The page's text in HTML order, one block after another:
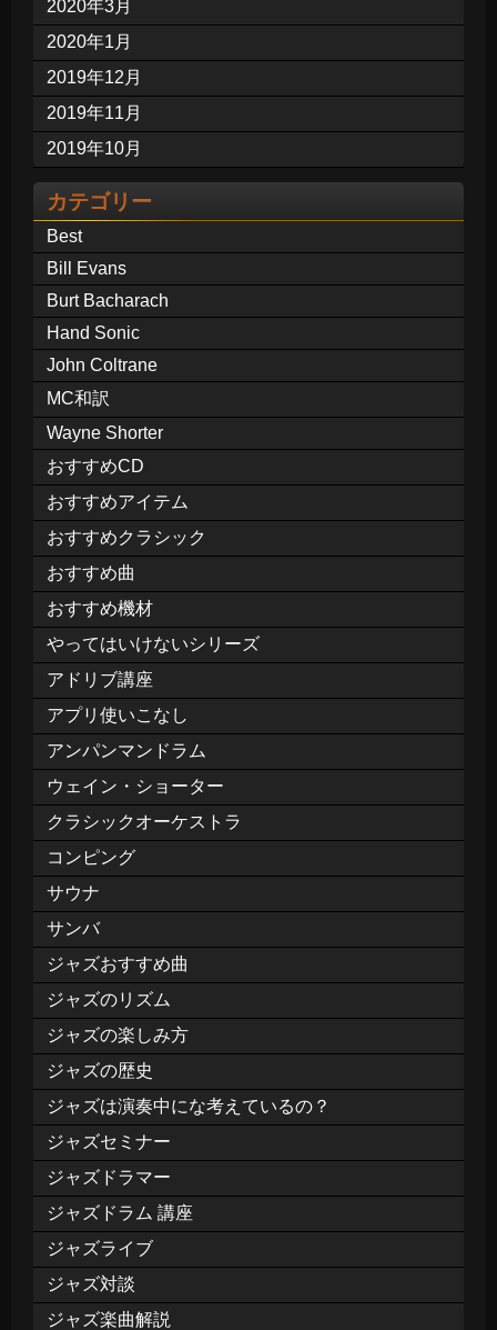
2020年3月
2020年1月
2019年12月
2019年11月
2019年10月
カテゴリー
Best
Bill Evans
Burt Bacharach
Hand Sonic
John Coltrane
MC和訳
Wayne Shorter
おすすめCD
おすすめアイテム
おすすめクラシック
おすすめ曲
おすすめ機材
やってはいけないシリーズ
アドリブ講座
アプリ使いこなし
アンパンマンドラム
ウェイン・ショーター
クラシックオーケストラ
コンピング
サウナ
サンバ
ジャズおすすめ曲
ジャズのリズム
ジャズの楽しみ方
ジャズの歴史
ジャズは演奏中にな考えているの？
ジャズセミナー
ジャズドラマー
ジャズドラム 講座
ジャズライブ
ジャズ対談
ジャズ楽曲解説